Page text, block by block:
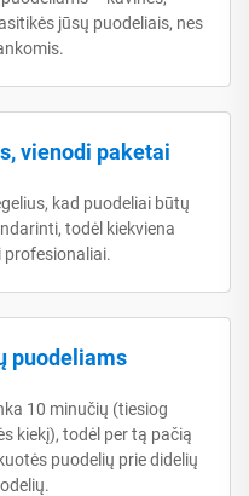
jūsų puodeliais, nes
vienodi paketai
kad puodeliai būtų
todėl kiekviena
puodeliams
10 minučių (tiesiog
kiekį), todėl per tą pačią
puodelių prie didelių